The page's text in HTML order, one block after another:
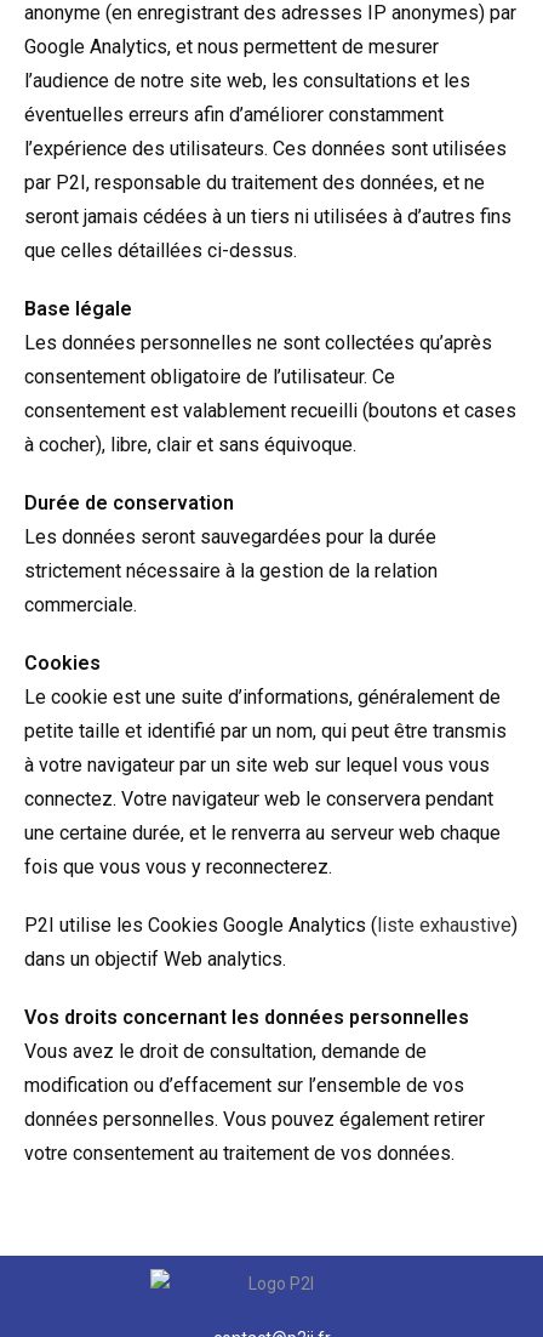
anonyme (en enregistrant des adresses IP anonymes) par
Google Analytics, et nous permettent de mesurer
l’audience de notre site web, les consultations et les
éventuelles erreurs afin d’améliorer constamment
l’expérience des utilisateurs. Ces données sont utilisées
par P2I, responsable du traitement des données, et ne
seront jamais cédées à un tiers ni utilisées à d’autres fins
que celles détaillées ci-dessus.
Base légale
Les données personnelles ne sont collectées qu’après
consentement obligatoire de l’utilisateur. Ce
consentement est valablement recueilli (boutons et cases
à cocher), libre, clair et sans équivoque.
Durée de conservation
Les données seront sauvegardées pour la durée
strictement nécessaire à la gestion de la relation
commerciale.
Cookies
Le cookie est une suite d’informations, généralement de
petite taille et identifié par un nom, qui peut être transmis
à votre navigateur par un site web sur lequel vous vous
connectez. Votre navigateur web le conservera pendant
une certaine durée, et le renverra au serveur web chaque
fois que vous vous y reconnecterez.
P2I utilise les Cookies Google Analytics (liste exhaustive)
dans un objectif Web analytics.
Vos droits concernant les données personnelles
Vous avez le droit de consultation, demande de
modification ou d’effacement sur l’ensemble de vos
données personnelles. Vous pouvez également retirer
votre consentement au traitement de vos données.